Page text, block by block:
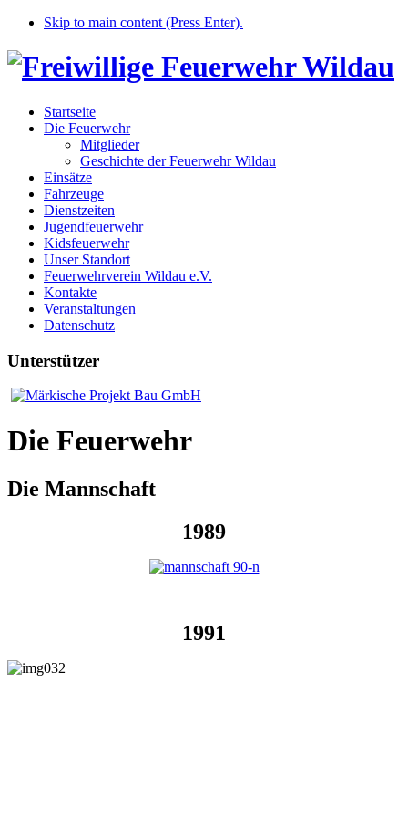
Skip to main content (Press Enter).
Startseite
Die Feuerwehr
Mitglieder
Geschichte der Feuerwehr Wildau
Einsätze
Fahrzeuge
Dienstzeiten
Jugendfeuerwehr
Kidsfeuerwehr
Unser Standort
Feuerwehrverein Wildau e.V.
Kontakte
Veranstaltungen
Datenschutz
Unterstützer
Die Feuerwehr
Die Mannschaft
1989
1991